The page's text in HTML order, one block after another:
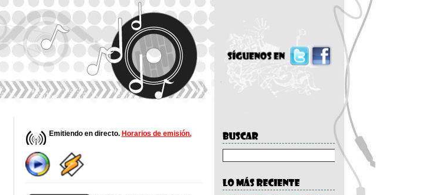
Emitiendo en directo. Horarios de emisión.